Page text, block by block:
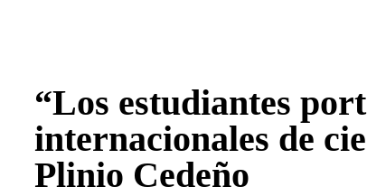
“Los estudiantes
internacionales de
Plinio Cedeño